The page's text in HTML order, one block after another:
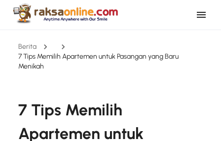
Berita
7 Tips Memilih Apartemen untuk Pasangan yang Baru
Menikah
7 Tips Memilih
Apartemen untuk